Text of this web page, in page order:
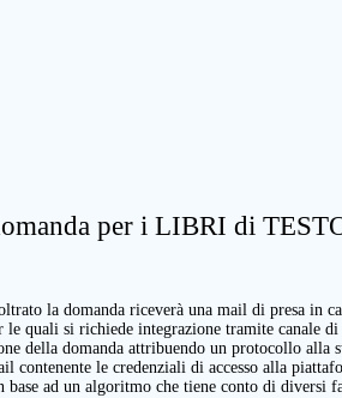
per i LIBRI di
la domanda riceverà una mail di presa in
le quali si richiede integrazione tramite canale
della domanda attribuendo un protocollo alla
contenente le credenziali di accesso alla
ad un algoritmo che tiene conto di diversi